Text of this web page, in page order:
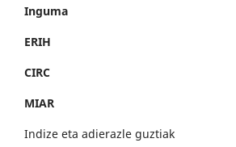
Inguma
ERIH
CIRC
MIAR
Indize eta adierazle guztiak